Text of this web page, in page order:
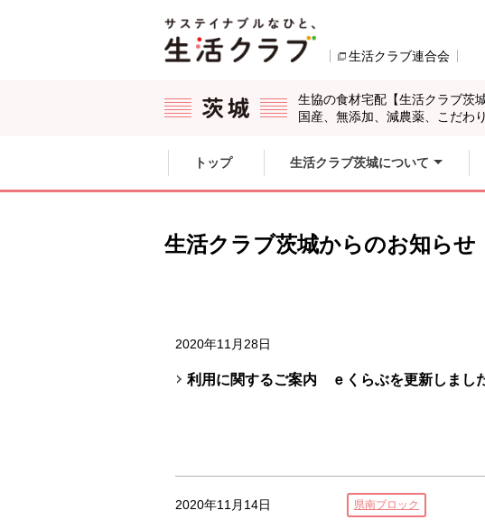
生活クラブ連合会 別の
生協の食材宅配【生活クラブ茨城
国産、無添加、減農薬、こだわ
ここからサイト内共通メニューです。
サイト内共通メニューをスキップする
トップ 生活クラブ茨城について
生活クラブ茨城からのお知らせ
2020年11月28日
利用に関するご案内 ｅくらぶを更新しました
2020年11月14日 県南ブロック